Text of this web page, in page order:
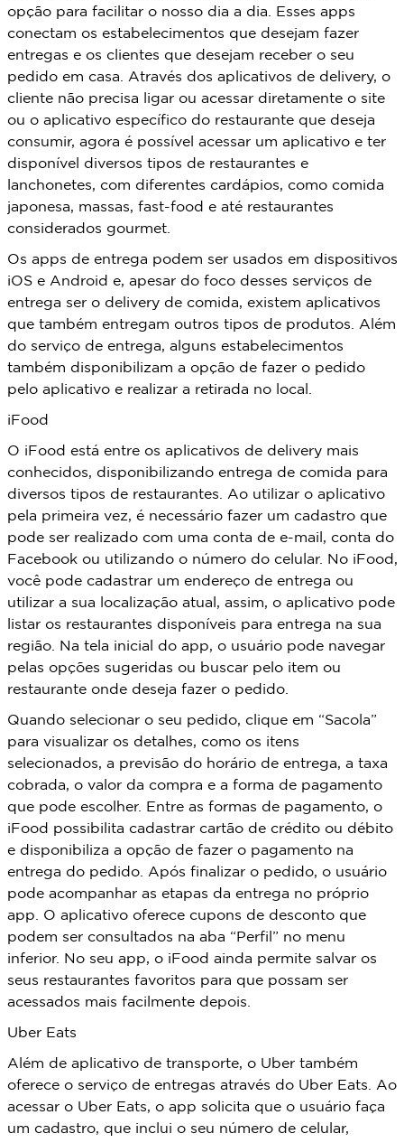
opção para facilitar o nosso dia a dia. Esses apps
conectam os estabelecimentos que desejam fazer
entregas e os clientes que desejam receber o seu
pedido em casa. Através dos aplicativos de delivery, o
cliente não precisa ligar ou acessar diretamente o site
ou o aplicativo específico do restaurante que deseja
consumir, agora é possível acessar um aplicativo e ter
disponível diversos tipos de restaurantes e
lanchonetes, com diferentes cardápios, como comida
japonesa, massas, fast-food e até restaurantes
considerados gourmet.
Os apps de entrega podem ser usados em dispositivos
iOS e Android e, apesar do foco desses serviços de
entrega ser o delivery de comida, existem aplicativos
que também entregam outros tipos de produtos. Além
do serviço de entrega, alguns estabelecimentos
também disponibilizam a opção de fazer o pedido
pelo aplicativo e realizar a retirada no local.
iFood
O iFood está entre os aplicativos de delivery mais
conhecidos, disponibilizando entrega de comida para
diversos tipos de restaurantes. Ao utilizar o aplicativo
pela primeira vez, é necessário fazer um cadastro que
pode ser realizado com uma conta de e-mail, conta do
Facebook ou utilizando o número do celular. No iFood,
você pode cadastrar um endereço de entrega ou
utilizar a sua localização atual, assim, o aplicativo pode
listar os restaurantes disponíveis para entrega na sua
região. Na tela inicial do app, o usuário pode navegar
pelas opções sugeridas ou buscar pelo item ou
restaurante onde deseja fazer o pedido.
Quando selecionar o seu pedido, clique em “Sacola”
para visualizar os detalhes, como os itens
selecionados, a previsão do horário de entrega, a taxa
cobrada, o valor da compra e a forma de pagamento
que pode escolher. Entre as formas de pagamento, o
iFood possibilita cadastrar cartão de crédito ou débito
e disponibiliza a opção de fazer o pagamento na
entrega do pedido. Após finalizar o pedido, o usuário
pode acompanhar as etapas da entrega no próprio
app. O aplicativo oferece cupons de desconto que
podem ser consultados na aba “Perfil” no menu
inferior. No seu app, o iFood ainda permite salvar os
seus restaurantes favoritos para que possam ser
acessados mais facilmente depois.
Uber Eats
Além de aplicativo de transporte, o Uber também
oferece o serviço de entregas através do Uber Eats. Ao
acessar o Uber Eats, o app solicita que o usuário faça
um cadastro, que inclui o seu número de celular,